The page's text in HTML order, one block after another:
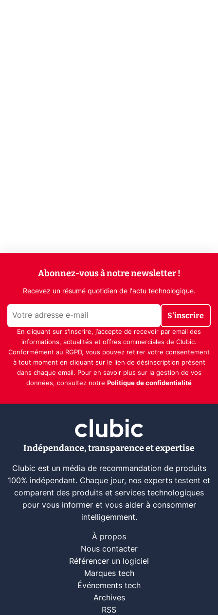
Abonnez-vous à notre newsletter !
Recevez un résumé quotidien de l'actu technologique.
S'inscrire
En cliquant sur s'inscrire, j’accepte de recevoir par email des
informations, actualités et offres commerciales de Clubic.
Conformément au RGPD, vous pouvez retirer votre consentement
à tout moment en cliquant sur le lien de désinscription présent
dans chaque email. Pour en savoir plus sur la gestion de vos
données, consultez notre Politique de confidentialité
Indépendance, transparence et expertise
Clubic est un média de recommandation de produits
100% indépendant. Chaque jour, nos experts testent et
comparent des produits et services technologiques
pour vous informer et vous aider à consommer
intelligemment.
À propos
Nous contacter
Référencer un logiciel
Marques tech
Événements tech
Archives
RSS